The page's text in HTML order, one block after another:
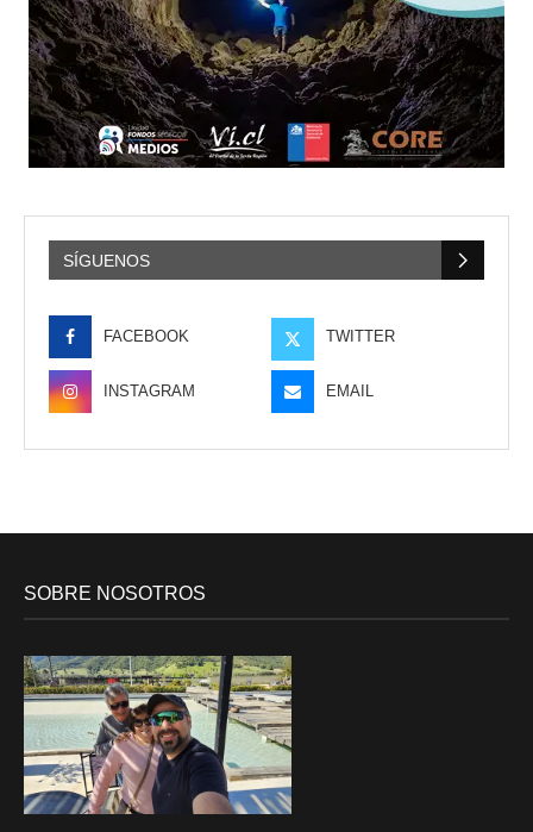
SÍGUENOS
FACEBOOK TWITTER
INSTAGRAM EMAIL
SOBRE NOSOTROS